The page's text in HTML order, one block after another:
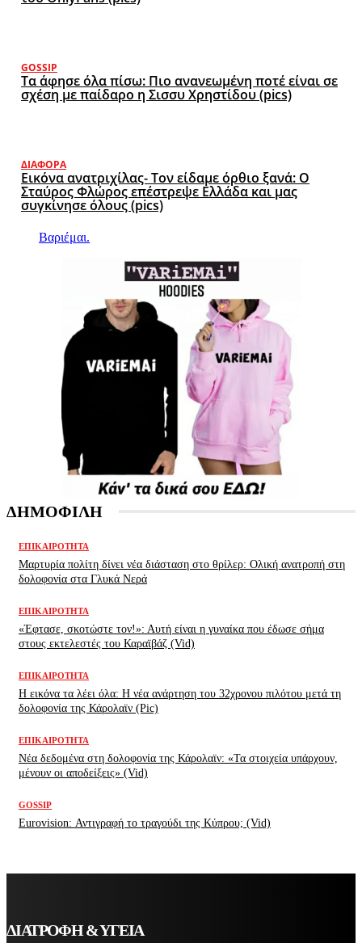
GOSSIP
Τα άφησε όλα πίσω: Πιο ανανεωμένη ποτέ είναι σε
σχέση με παίδαρο η Σισσυ Χρηστίδου (pics)
ΔΙΆΦΟΡΑ
Εικόνα ανατριχίλας- Τον είδαμε όρθιο ξανά: Ο
Σταύρος Φλώρος επέστρεψε Ελλάδα και μας
συγκίνησε όλους (pics)
Βαριέμαι.
ΔΗΜΟΦΙΛΗ
ΕΠΙΚΑΙΡΌΤΗΤΑ
Μαρτυρία πολίτη δίνει νέα διάσταση στο θρίλερ: Ολική ανατροπή στη
δολοφονία στα Γλυκά Νερά
ΕΠΙΚΑΙΡΌΤΗΤΑ
«Έφτασε, σκοτώστε τον!»: Αυτή είναι η γυναίκα που έδωσε σήμα
στους εκτελεστές του Καραϊβάζ (Vid)
ΕΠΙΚΑΙΡΌΤΗΤΑ
H εικόνα τα λέει όλα: H νέα ανάρτηση του 32χρονου πιλότου μετά τη
δολοφονία της Κάρολαϊν (Pic)
ΕΠΙΚΑΙΡΌΤΗΤΑ
Νέα δεδομένα στη δολοφονία της Κάρολαϊν: «Τα στοιχεία υπάρχουν,
μένουν οι αποδείξεις» (Vid)
GOSSIP
Eurovision: Αντιγραφή το τραγούδι της Κύπρου; (Vid)
ΔΙΑΤΡΟΦΗ & ΥΓΕΙΑ